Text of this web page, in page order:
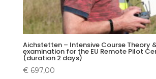
Aichstetten – Intensive Course Theory
examination for the EU Remote Pilot
(duration 2 days)
€697,00